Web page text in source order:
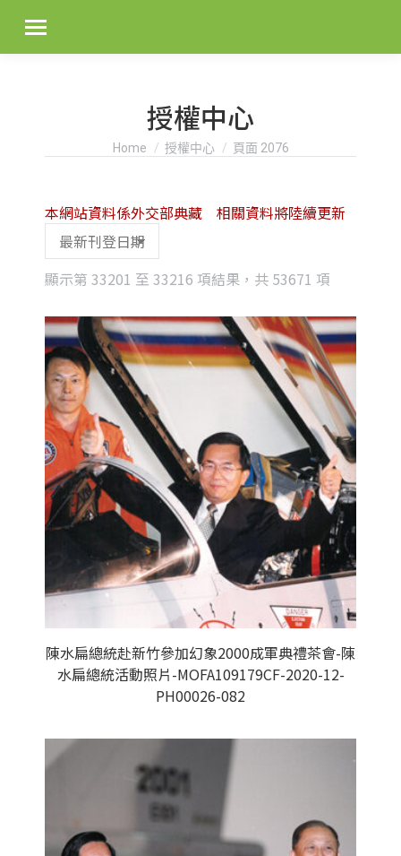
授權中心
You are here:
Home 授權中心 頁面 2076
顯示第 33201 至 33216 項結果，共 53671 項
latest
本網站資料係外交部典藏 相關資料將陸續更新
陳水扁總統赴新竹參加幻象2000成軍典禮茶會-陳
水扁總統活動照片-MOFA109179CF-2020-12-
PH00026-082